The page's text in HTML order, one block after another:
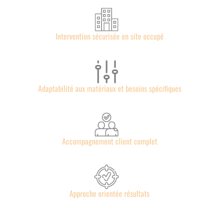
Intervention sécurisée en site occupé
Adaptabilité aux matériaux et besoins spécifiques
Accompagnement client complet
Approche orientée résultats